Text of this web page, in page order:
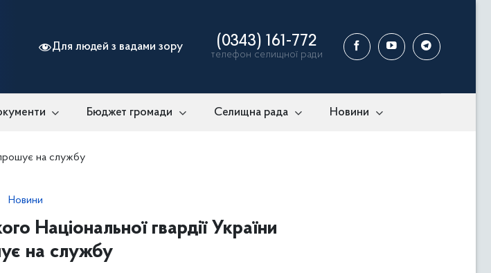
Для людей з вадами зору (0343) 161-772
телефон селищної ради
Бюджет громади Селищна рада Новини
на службу
Новини
Національної гвардії України
на службу